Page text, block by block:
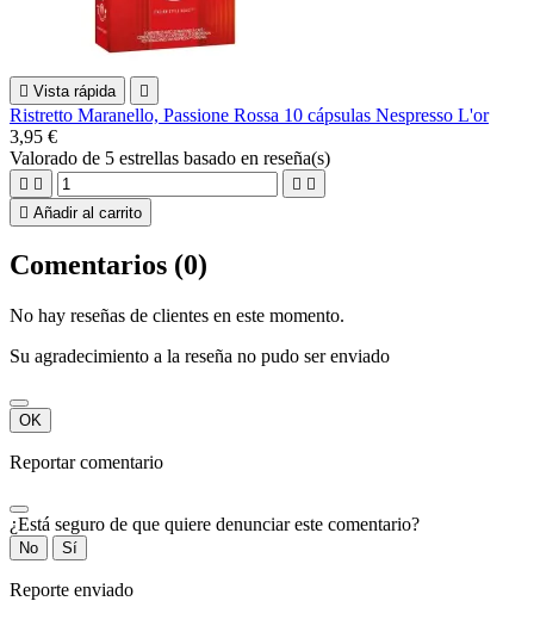
 Vista rápida 
Ristretto Maranello, Passione Rossa 10 cápsulas Nespresso L'or
3,95 €
Valorado de 5 estrellas basado en reseña(s)
   
 Añadir al carrito
Comentarios (0)
No hay reseñas de clientes en este momento.
Su agradecimiento a la reseña no pudo ser enviado
OK
Reportar comentario
¿Está seguro de que quiere denunciar este comentario?
No Sí
Reporte enviado